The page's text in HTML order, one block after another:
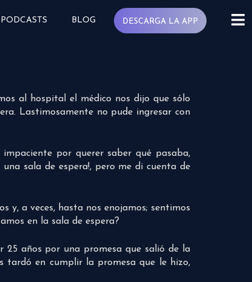
PODCASTS BLOG DESCARGA LA APP
al hospital el médico nos dijo que sólo
Lastimosamente no pude ingresar con
por querer saber qué pasaba,
sala de espera!, pero me di cuenta de
y, a veces, hasta nos enojamos; sentimos
en la sala de espera?
25 años por una promesa que salió de la
tardó en cumplir la promesa que le hizo,